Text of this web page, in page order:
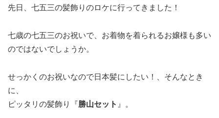
先日、七五三の髪飾りのロケに行ってきました！
七歳の七五三のお祝いで、お着物を着られるお嬢様も多い
のではないでしょうか。
せっかくのお祝いなので日本髪にしたい！、そんなとき
に、
ピッタリの髪飾り『勝山セット 』。